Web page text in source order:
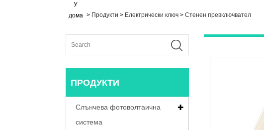
У
дома > Продукти > Електрически ключ > Стенен превключвател
ПРОДУКТИ
Слънчева фотоволтаична
система